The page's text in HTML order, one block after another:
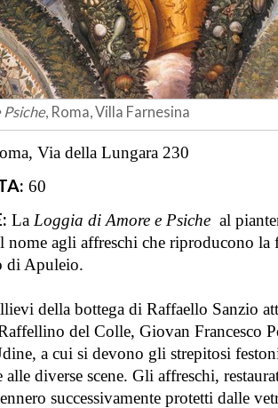
Psiche, Roma, Villa Farnesina
Via della Lungara 230
60
La Loggia di Amore e Psiche al
nome agli affreschi che riproducono la
di Apuleio.
della bottega di Raffaello Sanzio
del Colle, Giovan Francesco
a cui si devono gli strepitosi
alle diverse scene. Gli affreschi,
successivamente protetti dalle